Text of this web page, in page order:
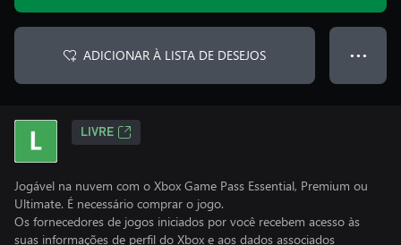
ADICIONAR À LISTA DE DESEJOS ● ● ●
LIVRE
Jogável na nuvem com o Xbox Game Pass Essential, Premium ou
Ultimate. É necessário comprar o jogo.
Os fornecedores de jogos iniciados por você recebem acesso às
suas informações de perfil do Xbox e aos dados associados